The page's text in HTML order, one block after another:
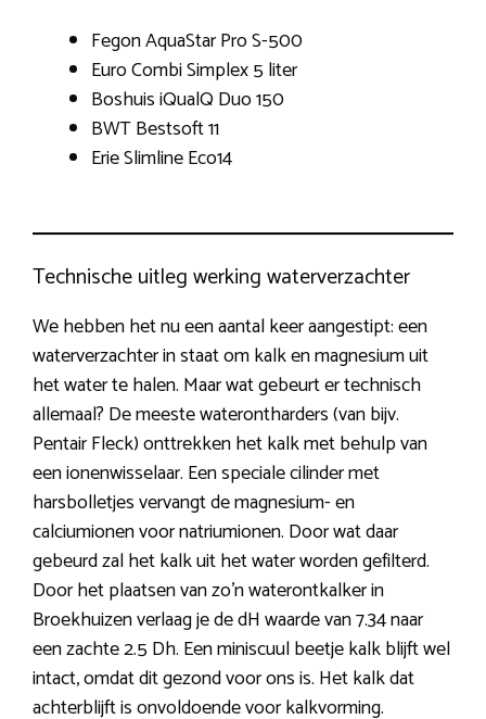
Fegon AquaStar Pro S-500
Euro Combi Simplex 5 liter
Boshuis iQualQ Duo 150
BWT Bestsoft 11
Erie Slimline Eco14
Technische uitleg werking waterverzachter
We hebben het nu een aantal keer aangestipt: een
waterverzachter in staat om kalk en magnesium uit
het water te halen. Maar wat gebeurt er technisch
allemaal? De meeste waterontharders (van bijv.
Pentair Fleck) onttrekken het kalk met behulp van
een ionenwisselaar. Een speciale cilinder met
harsbolletjes vervangt de magnesium- en
calciumionen voor natriumionen. Door wat daar
gebeurd zal het kalk uit het water worden gefilterd.
Door het plaatsen van zo’n waterontkalker in
Broekhuizen verlaag je de dH waarde van 7.34 naar
een zachte 2.5 Dh. Een miniscuul beetje kalk blijft wel
intact, omdat dit gezond voor ons is. Het kalk dat
achterblijft is onvoldoende voor kalkvorming.